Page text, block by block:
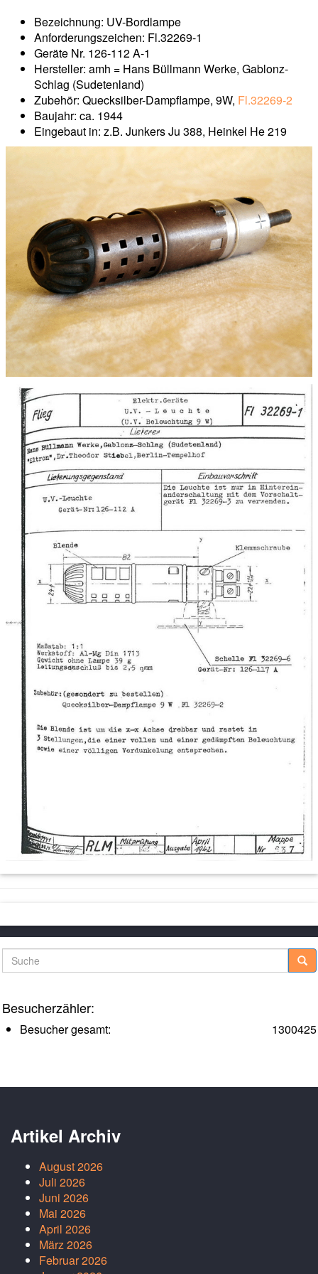
Bezeichnung: UV-Bordlampe
Anforderungszeichen: Fl.32269-1
Geräte Nr. 126-112 A-1
Hersteller: amh = Hans Büllmann Werke, Gablonz-
Schlag (Sudetenland)
Zubehör: Quecksilber-Dampflampe, 9W, Fl.32269-2
Baujahr: ca. 1944
Eingebaut in: z.B. Junkers Ju 388, Heinkel He 219
Suche
Besucherzähler:
1300425
Besucher gesamt:
Artikel Archiv
August 2026
Juli 2026
Juni 2026
Mai 2026
April 2026
März 2026
Februar 2026